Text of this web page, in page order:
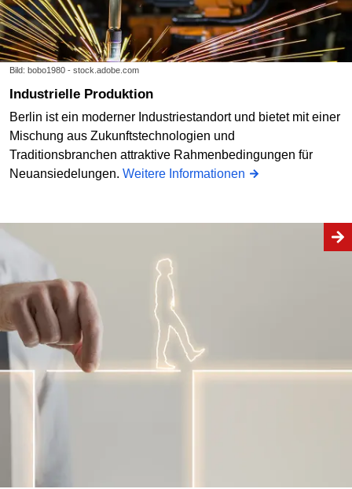
Bild: bobo1980 - stock.adobe.com
Industrielle Produktion
Berlin ist ein moderner Industriestandort und bietet mit einer
Mischung aus Zukunftstechnologien und
Traditionsbranchen attraktive Rahmenbedingungen für
Neuansiedelungen. Weitere Informationen